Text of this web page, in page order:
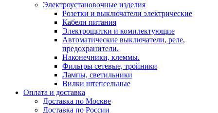
Электроустановочные изделия
Розетки и выключатели электрические
Кабели питания
Электрощитки и комплектующие
Автоматические выключатели, реле,
предохранители.
Наконечники, клеммы.
Фильтры сетевые, тройники
Лампы, светильники
Вилки штепсельные
Оплата и доставка
Доставка по Москве
Доставка по России